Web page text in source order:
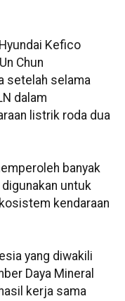
Kefico
Chun
setelah selama
dalam
listrik roda dua
banyak
untuk
kendaraan
yang diwakili
Daya Mineral
kerja sama